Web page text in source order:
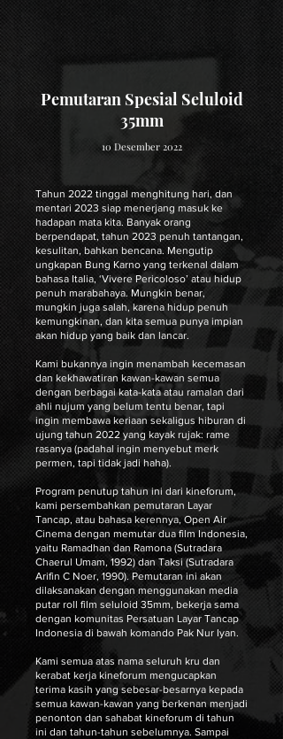
Pemutaran Spesial Seluloid
35mm
10 Desember 2022
Tahun 2022 tinggal menghitung hari, dan
mentari 2023 siap menerjang masuk ke
hadapan mata kita. Banyak orang
berpendapat, tahun 2023 penuh tantangan,
kesulitan, bahkan bencana. Mengutip
ungkapan Bung Karno yang terkenal dalam
bahasa Italia, ‘Vivere Pericoloso’ atau hidup
penuh marabahaya. Mungkin benar,
mungkin juga salah, karena hidup penuh
kemungkinan, dan kita semua punya impian
akan hidup yang baik dan lancar.
Kami bukannya ingin menambah kecemasan
dan kekhawatiran kawan-kawan semua
dengan berbagai kata-kata atau ramalan dari
ahli nujum yang belum tentu benar, tapi
ingin membawa keriaan sekaligus hiburan di
ujung tahun 2022 yang kayak rujak: rame
rasanya (padahal ingin menyebut merk
permen, tapi tidak jadi haha).
Program penutup tahun ini dari kineforum,
kami persembahkan pemutaran Layar
Tancap, atau bahasa kerennya, Open Air
Cinema dengan memutar dua film Indonesia,
yaitu Ramadhan dan Ramona (Sutradara
Chaerul Umam, 1992) dan Taksi (Sutradara
Arifin C Noer, 1990). Pemutaran ini akan
dilaksanakan dengan menggunakan media
putar roll film seluloid 35mm, bekerja sama
dengan komunitas Persatuan Layar Tancap
Indonesia di bawah komando Pak Nur Iyan.
Kami semua atas nama seluruh kru dan
kerabat kerja kineforum mengucapkan
terima kasih yang sebesar-besarnya kepada
semua kawan-kawan yang berkenan menjadi
penonton dan sahabat kineforum di tahun
ini dan tahun-tahun sebelumnya. Sampai